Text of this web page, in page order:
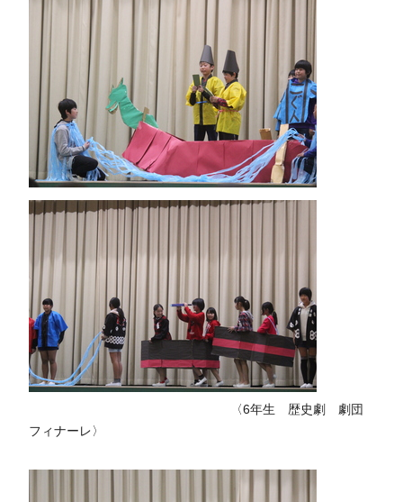
〈6年生 歴史劇 劇団
フィナーレ〉